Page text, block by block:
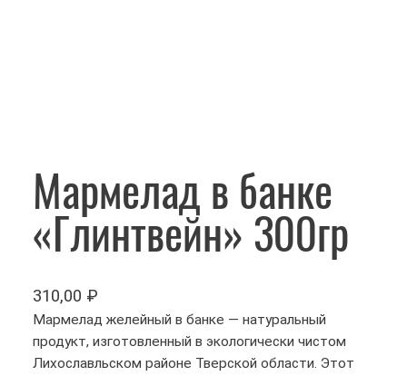
Мармелад в банке
«Глинтвейн» 300гр
310,00 ₽
Мармелад желейный в банке — натуральный
продукт, изготовленный в экологически чистом
Лихославльском районе Тверской области. Этот